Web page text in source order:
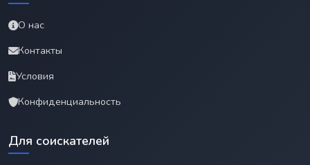
О нас
Контакты
Условия
Конфиденциальность
Для соискателей